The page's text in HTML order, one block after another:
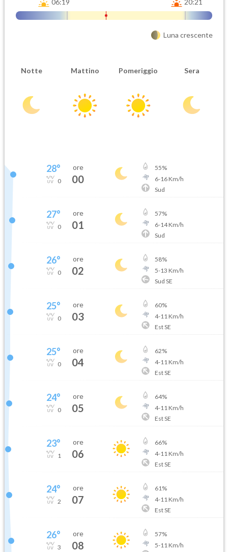
06:19 20:21
Luna crescente
Notte Mattino Pomeriggio Sera
28°
0
ore
00
55%
6-16Km/h
Sud
27°
0
ore
01
57%
6-14Km/h
Sud
26°
0
ore
02
58%
5-13 Km/h
Sud SE
25°
0
ore
03
60%
4-11 Km/h
Est SE
25°
0
ore
04
62%
4-11 Km/h
Est SE
24°
0
ore
05
64%
4-11 Km/h
Est SE
23°
1
ore
06
66%
4-11 Km/h
Est SE
24°
2
ore
07
61%
4-11 Km/h
Est SE
26°
3
ore
08
57%
5-11 Km/h